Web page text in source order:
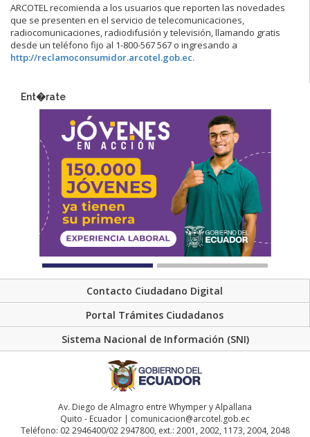
ARCOTEL recomienda a los usuarios que reporten las novedades
que se presenten en el servicio de telecomunicaciones,
radiocomunicaciones, radiodifusión y televisión, llamando gratis
desde un teléfono fijo al 1-800-567 567 o ingresando a
http://reclamoconsumidor.arcotel.gob.ec.
Ent�rate
Contacto Ciudadano Digital
Portal Trámites Ciudadanos
Sistema Nacional de Información (SNI)
Av. Diego de Almagro entre Whymper y Alpallana
Quito - Ecuador | comunicacion@arcotel.gob.ec
Teléfono: 02 2946400/02 2947800, ext.: 2001, 2002, 1173, 2004, 2048